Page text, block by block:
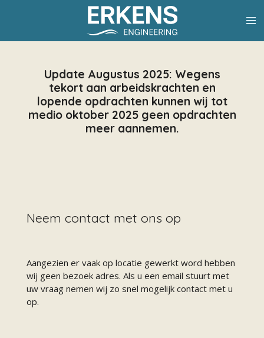
Update Augustus 2025: Wegens
tekort aan arbeidskrachten en
lopende opdrachten kunnen wij tot
medio oktober 2025 geen opdrachten
meer aannemen.
Neem contact met ons op
Aangezien er vaak op locatie gewerkt word hebben
wij geen bezoek adres. Als u een email stuurt met
uw vraag nemen wij zo snel mogelijk contact met u
op.